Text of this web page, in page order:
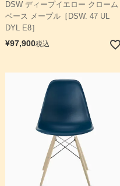
DSW ディープイエロー クローム
ベース メープル［DSW. 47 UL
DYL E8］
¥97,900税込